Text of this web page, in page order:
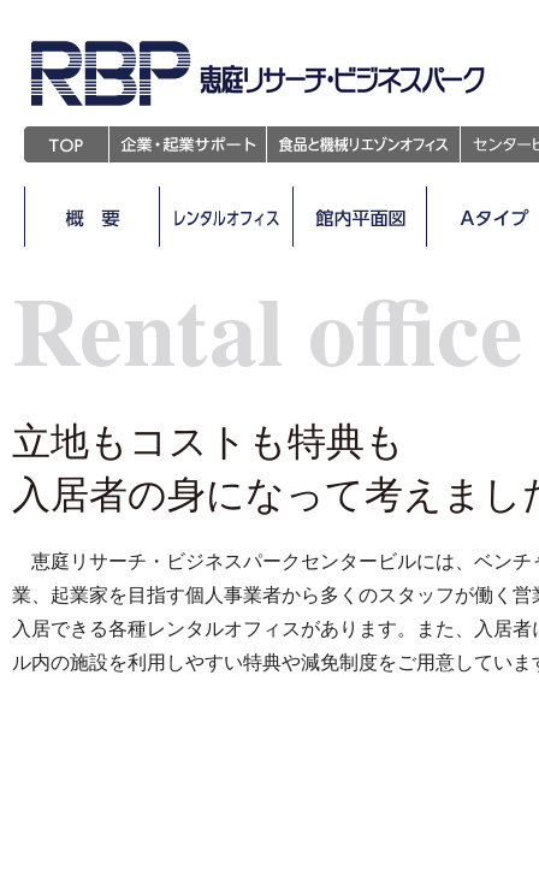
Rental office
立地もコストも特典も
入居者の身になって考えまし
恵庭リサーチ・ビジネスパークセンタービルには、ベンチ
業、起業家を目指す個人事業者から多くのスタッフが働く営
入居できる各種レンタルオフィスがあります。また、入居者
ル内の施設を利用しやすい特典や減免制度をご用意していま